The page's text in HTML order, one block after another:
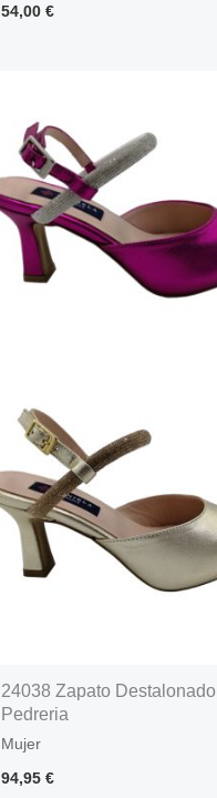
54,00 €
24038 Zapato Destalonado
Pedreria
Mujer
94,95 €